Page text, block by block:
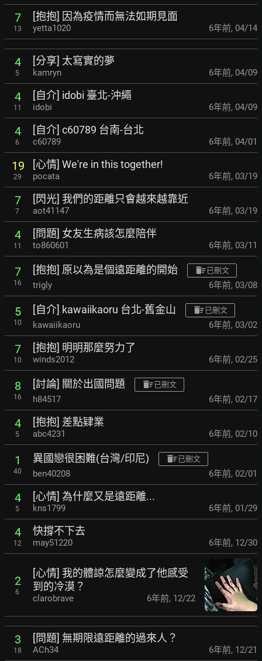
7
13
[抱抱] 因為疫情而無法如期見面
yetta1020 6年前, 04/14
4
5
[分享] 太寫實的夢
kamryn 6年前, 04/09
4
11
[自介] idobi 臺北-沖繩
idobi 6年前, 04/09
4
6
[自介] c60789 台南-台北
c60789 6年前, 04/01
19
29
[心情] We're in this together!
pocata 6年前, 03/19
7
7
[閃光] 我們的距離只會越來越靠近
aot41147 6年前, 03/19
4
11
[問題] 女友生病該怎麼陪伴
to860601 6年前, 03/11
7
16
[抱抱] 原以為是個遠距離的開始 已刪文
trigly 6年前, 03/08
5
10
[自介] kawaiikaoru 台北-舊金山 已刪文
kawaiikaoru 6年前, 03/02
7
10
[抱抱] 明明那麼努力了
winds2012 6年前, 02/25
8
16
[討論] 關於出國問題 已刪文
h84517 6年前, 02/17
4
5
[抱抱] 差點肄業
abc4231 6年前, 02/10
1
40
異國戀很困難(台灣/印尼) 已刪文
ben40208 6年前, 02/01
4
5
[心情] 為什麼又是遠距離...
kns1799 6年前, 01/29
4
12
快撐不下去
may51220 6年前, 12/30
2
6
[心情] 我的體諒怎麼變成了他感受
到的冷漠？
clarobrave 6年前, 12/22
3
18
[問題] 無期限遠距離的過來人？
ACh34 6年前, 12/21